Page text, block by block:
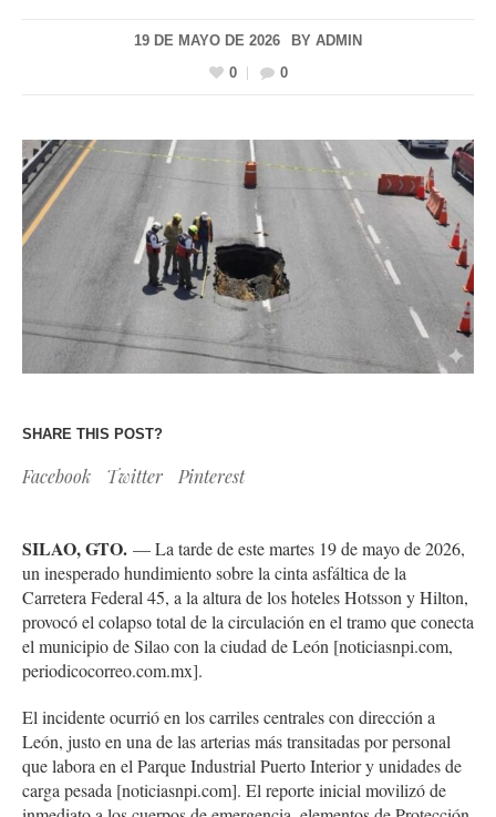
19 DE MAYO DE 2026 BY ADMIN
0
0
SHARE THIS POST?
Facebook Twitter Pinterest
SILAO, GTO. — La tarde de este martes 19 de mayo de 2026,
un inesperado hundimiento sobre la cinta asfáltica de la
Carretera Federal 45, a la altura de los hoteles Hotsson y Hilton,
provocó el colapso total de la circulación en el tramo que conecta
el municipio de Silao con la ciudad de León [noticiasnpi.com,
periodicocorreo.com.mx].
El incidente ocurrió en los carriles centrales con dirección a
León, justo en una de las arterias más transitadas por personal
que labora en el Parque Industrial Puerto Interior y unidades de
carga pesada [noticiasnpi.com]. El reporte inicial movilizó de